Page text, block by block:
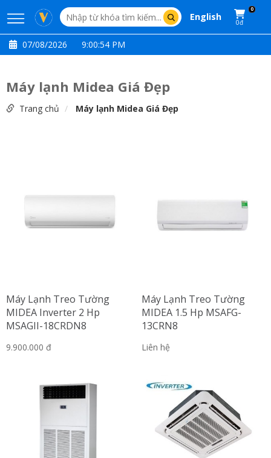
English
0
0đ
07/08/2026 9:00:55 PM
Máy lạnh Midea Giá Đẹp
Trang chủ Máy lạnh Midea Giá Đẹp
Máy Lạnh Treo Tường
MIDEA Inverter 2 Hp
MSAGII-18CRDN8
9.900.000 đ
Máy Lạnh Treo Tường
MIDEA 1.5 Hp MSAFG-
13CRN8
Liên hệ